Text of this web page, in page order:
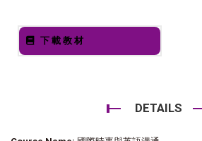
下載教材
DETAILS